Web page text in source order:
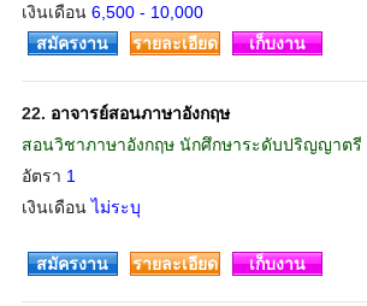
เงินเดือน 6,500 - 10,000
สมัครงาน รายละเอียด เก็บงาน
22. อาจารย์สอนภาษาอังกฤษ
สอนวิชาภาษาอังกฤษ นักศึกษาระดับปริญญาตรี
อัตรา 1
เงินเดือนไม่ระบุ
สมัครงาน
รายละเอียด เก็บงาน